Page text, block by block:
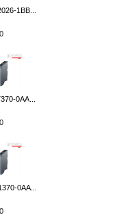
1BB...
0AA...
0AA...